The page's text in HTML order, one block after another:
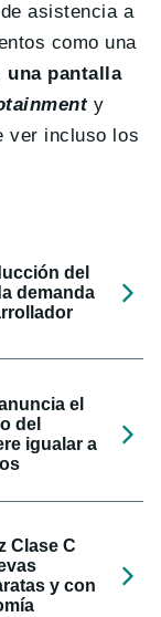
asistencia a
como una
una pantalla
y
ver incluso los
del
demanda
el
del
igualar a
Clase C
y con